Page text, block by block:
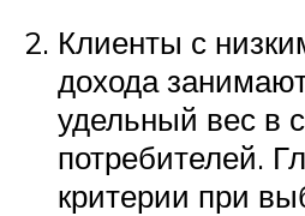
Клиенты с
дохода
удельный вес в
потребителей.
критерии при